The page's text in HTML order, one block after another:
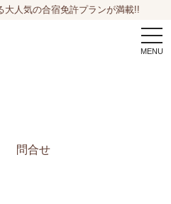
大人気の合宿免許プランが満載!!
問合せ